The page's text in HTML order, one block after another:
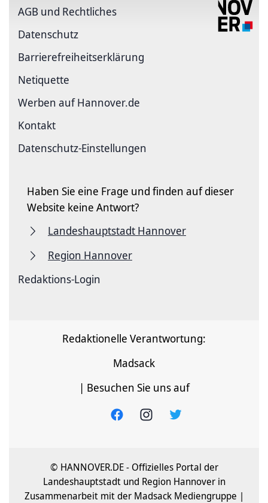
AGB und Rechtliches
Datenschutz
Barriere­freiheits­erklärung
Netiquette
Werben auf Hannover.de
Kontakt
Datenschutz-Einstellungen
Haben Sie eine Frage und finden auf dieser
Website keine Antwort?
Landeshauptstadt Hannover
Region Hannover
Redaktions-Login
Redaktionelle Verantwortung:
Madsack
| Besuchen Sie uns auf
© HANNOVER.DE - Offizielles Portal der
Landeshauptstadt und Region Hannover in
Zusammenarbeit mit der Madsack Mediengruppe |